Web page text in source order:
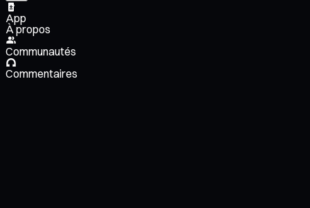
App
À propos
Communautés
Commentaires